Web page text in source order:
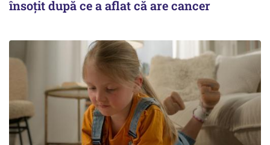
însoțit după ce a aflat că are cancer